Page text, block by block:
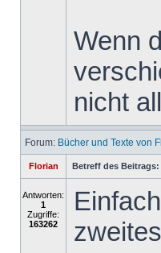
Wenn
nicht
Forum: Bücher und Texte von
Florian Betreff des Beitrags:
Antworten:
1
Zugriffe:
163262